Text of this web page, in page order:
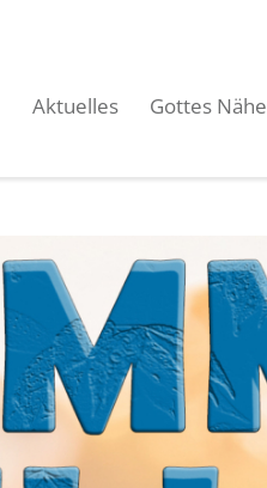
Aktuelles Gottes Nähe